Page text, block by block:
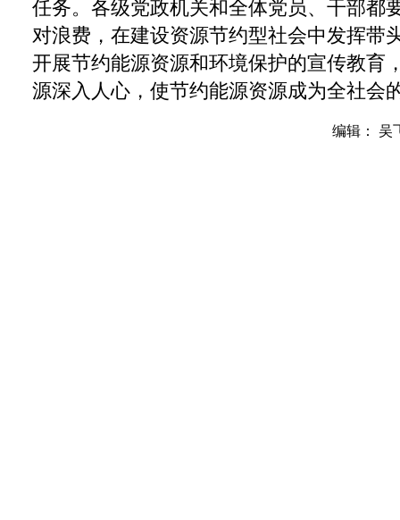
任务。各级党政机关和全体党员、干部都
对浪费，在建设资源节约型社会中发挥带
开展节约能源资源和环境保护的宣传教育
源深入人心，使节约能源资源成为全社会
编辑： 吴